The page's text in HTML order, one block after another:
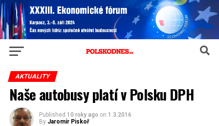
AKTUALITY
Naše autobusy platí v Polsku DPH
Published 10 roky ago on 1.3.2016
By Jaromír Piskoř